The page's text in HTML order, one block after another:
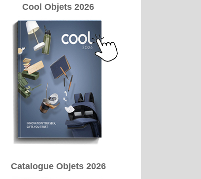
Cool Objets 2026
Catalogue Objets 2026